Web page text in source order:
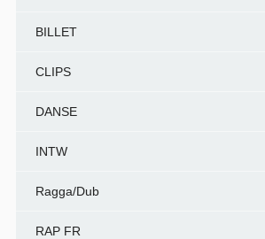
BILLET
CLIPS
DANSE
INTW
Ragga/Dub
RAP FR